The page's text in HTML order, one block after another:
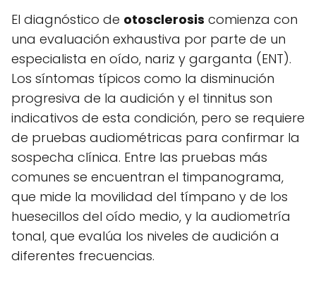
El diagnóstico de otosclerosis comienza con
una evaluación exhaustiva por parte de un
especialista en oído, nariz y garganta (ENT).
Los síntomas típicos como la disminución
progresiva de la audición y el tinnitus son
indicativos de esta condición, pero se requiere
de pruebas audiométricas para confirmar la
sospecha clínica. Entre las pruebas más
comunes se encuentran el timpanograma,
que mide la movilidad del tímpano y de los
huesecillos del oído medio, y la audiometría
tonal, que evalúa los niveles de audición a
diferentes frecuencias.